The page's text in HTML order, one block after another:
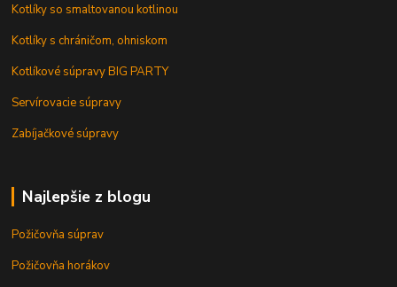
Kotlíky so smaltovanou kotlinou
Kotlíky s chráničom, ohniskom
Kotlíkové súpravy BIG PARTY
Servírovacie súpravy
Zabíjačkové súpravy
Najlepšie z blogu
Požičovňa súprav
Požičovňa horákov